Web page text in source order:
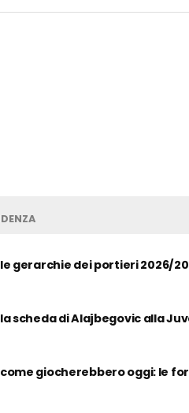
gerarchie dei portieri 2026/
scheda di Alajbegovic alla
giocherebbero oggi: le